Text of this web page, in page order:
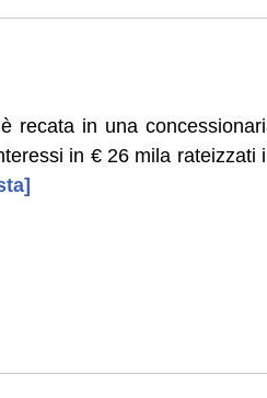
recata in una
in € 26 mila rateizzati